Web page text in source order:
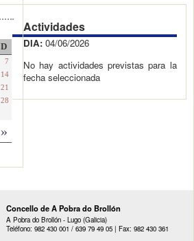
D
7
14
21
28
»
Actividades
DIA:04/06/2026
No hay actividades previstas para la
fecha seleccionada
Concello de A Pobra do Brollón
A Pobra do Brollón - Lugo (Galicia)
Teléfono: 982 430 001 / 639 79 49 05 | Fax: 982 430 361